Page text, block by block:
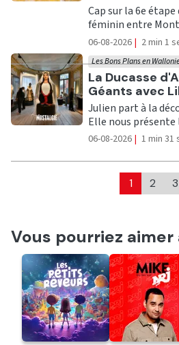
Cap sur la 6e étape
féminin entre
06-08-2026 | 2 min 1
Ecouter
La Ducasse
Géants avec
Les Bons Plans en
Julien part à la
Elle nous présente
06-08-2026 | 1 min 31
1 2 3
Vous pourriez aimer